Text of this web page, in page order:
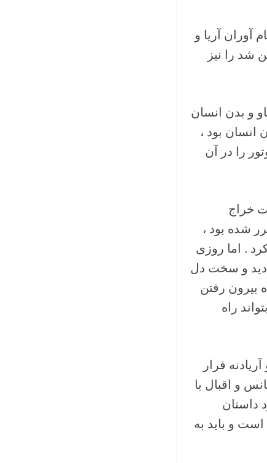
آوران آریا و
شد را نیز
و بدن انسان
انسان بود ،
را در آن
خراج
منوتور مقرر شده بود ،
. اما روزی
دید و سخت دل
بیرون رفتن
راه
فرار
و اقبال با
داستان
و باید به